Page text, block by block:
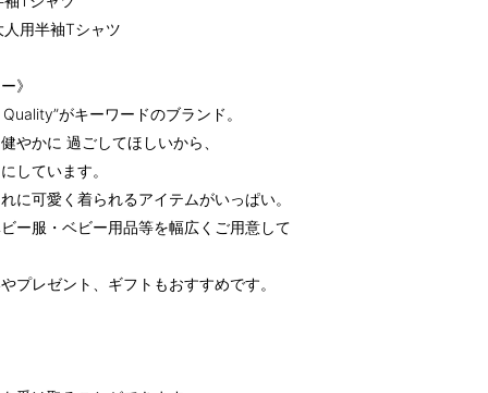
用半袖Tシャツ
》
がキーワードのブランド。
やかに 過ごしてほしいから、
しています。
に可愛く着られるアイテムがいっぱい。
ー服・ベビー用品等を幅広くご用意して
プレゼント、ギフトもおすすめです。